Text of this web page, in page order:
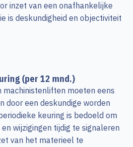
inzet van een onafhankelijke
is deskundigheid en objectiviteit
(per 12 mnd.)
machinistenliften moeten eens
door een deskundige worden
keuring is bedoeld om
wijzigingen tijdig te signaleren
van het materieel te